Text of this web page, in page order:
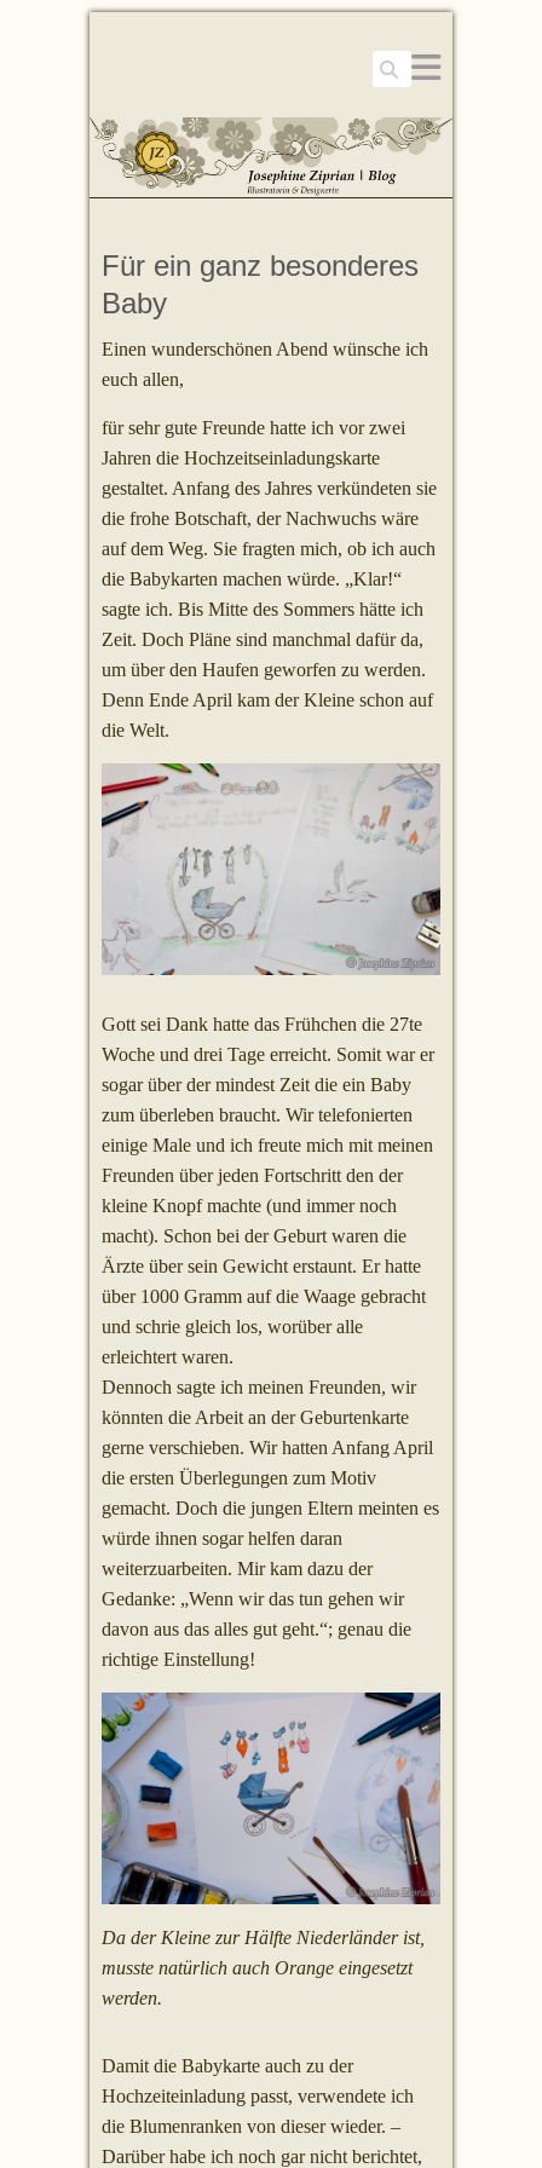
Suchen
Für ein ganz besonderes
Baby
Einen wunderschönen Abend wünsche ich
euch allen,
für sehr gute Freunde hatte ich vor zwei
Jahren die Hochzeitseinladungskarte
gestaltet. Anfang des Jahres verkündeten sie
die frohe Botschaft, der Nachwuchs wäre
auf dem Weg. Sie fragten mich, ob ich auch
die Babykarten machen würde. „Klar!“
sagte ich. Bis Mitte des Sommers hätte ich
Zeit. Doch Pläne sind manchmal dafür da,
um über den Haufen geworfen zu werden.
Denn Ende April kam der Kleine schon auf
die Welt.
Gott sei Dank hatte das Frühchen die 27te
Woche und drei Tage erreicht. Somit war er
sogar über der mindest Zeit die ein Baby
zum überleben braucht. Wir telefonierten
einige Male und ich freute mich mit meinen
Freunden über jeden Fortschritt den der
kleine Knopf machte (und immer noch
macht). Schon bei der Geburt waren die
Ärzte über sein Gewicht erstaunt. Er hatte
über 1000 Gramm auf die Waage gebracht
und schrie gleich los, worüber alle
erleichtert waren.
Dennoch sagte ich meinen Freunden, wir
könnten die Arbeit an der Geburtenkarte
gerne verschieben. Wir hatten Anfang April
die ersten Überlegungen zum Motiv
gemacht. Doch die jungen Eltern meinten es
würde ihnen sogar helfen daran
weiterzuarbeiten. Mir kam dazu der
Gedanke: „Wenn wir das tun gehen wir
davon aus das alles gut geht.“; genau die
richtige Einstellung!
Da der Kleine zur Hälfte Niederländer ist,
musste natürlich auch Orange eingesetzt
werden.
Damit die Babykarte auch zu der
Hochzeiteinladung passt, verwendete ich
die Blumenranken von dieser wieder. –
Darüber habe ich noch gar nicht berichtet,